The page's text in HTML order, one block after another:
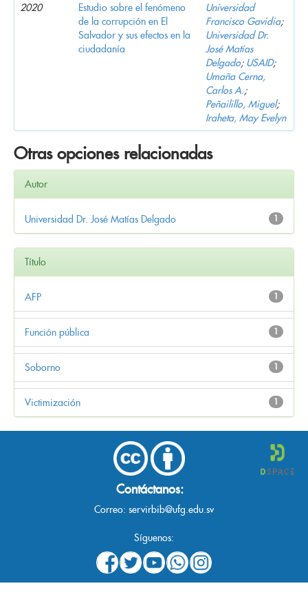
2020
Estudio sobre el fenómeno
de la corrupción en El
Salvador y sus efectos en la
ciudadanía
Universidad
Francisco Gavidia;
Universidad Dr.
José Matías
Delgado; USAID;
Umaña Cerna,
Carlos A.;
Peñailillo, Miguel;
Iraheta, May Evelyn
Otras opciones relacionadas
Autor
1
Universidad Dr. José Matías Delgado
Título
1
AFP
1
Función pública
1
Soborno
1
Victimización
Contáctanos:
Correo: servirbib@ufg.edu.sv
Síguenos: